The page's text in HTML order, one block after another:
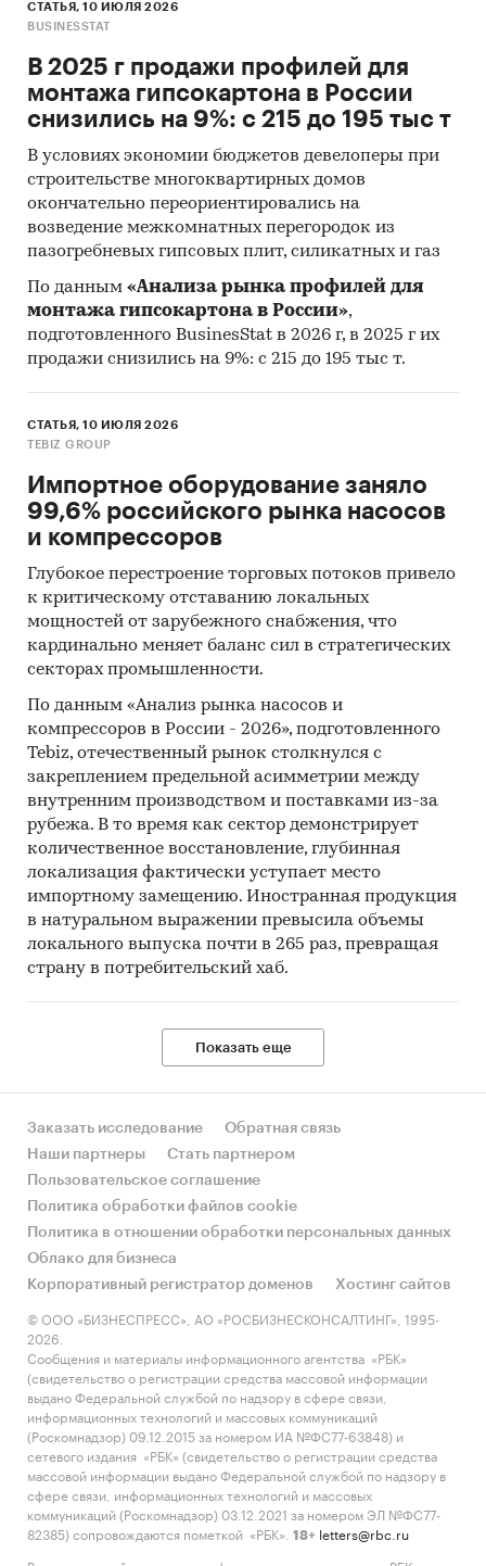
СТАТЬЯ, 10 ИЮЛЯ 2026
BUSINESSTAT
В 2025 г продажи профилей для
монтажа гипсокартона в России
снизились на 9%: с 215 до 195 тыс т
В условиях экономии бюджетов девелоперы при
строительстве многоквартирных домов
окончательно переориентировались на
возведение межкомнатных перегородок из
пазогребневых гипсовых плит, силикатных и газ
По данным «Анализа рынка профилей для
монтажа гипсокартона в России»,
подготовленного BusinesStat в 2026 г, в 2025 г их
продажи снизились на 9%: с 215 до 195 тыс т.
СТАТЬЯ, 10 ИЮЛЯ 2026
TEBIZ GROUP
Импортное оборудование заняло
99,6% российского рынка насосов
и компрессоров
Глубокое перестроение торговых потоков привело
к критическому отставанию локальных
мощностей от зарубежного снабжения, что
кардинально меняет баланс сил в стратегических
секторах промышленности.
По данным «Анализ рынка насосов и
компрессоров в России - 2026», подготовленного
Tebiz, отечественный рынок столкнулся с
закреплением предельной асимметрии между
внутренним производством и поставками из-за
рубежа. В то время как сектор демонстрирует
количественное восстановление, глубинная
локализация фактически уступает место
импортному замещению. Иностранная продукция
в натуральном выражении превысила объемы
локального выпуска почти в 265 раз, превращая
страну в потребительский хаб.
Показать еще
Заказать исследование
Обратная связь
Наши партнеры
Стать партнером
Пользовательское соглашение
Политика обработки файлов cookie
Политика в отношении обработки персональных данных
Облако для бизнеса
Корпоративный регистратор доменов
Хостинг сайтов
© ООО «БИЗНЕСПРЕСС», АО «РОСБИЗНЕСКОНСАЛТИНГ», 1995-
2026.
Сообщения и материалы информационного агентства «РБК»
(свидетельство о регистрации средства массовой информации
выдано Федеральной службой по надзору в сфере связи,
информационных технологий и массовых коммуникаций
(Роскомнадзор) 09.12.2015 за номером ИА №ФС77-63848) и
сетевого издания «РБК» (свидетельство о регистрации средства
массовой информации выдано Федеральной службой по надзору в
сфере связи, информационных технологий и массовых
коммуникаций (Роскомнадзор) 03.12.2021 за номером ЭЛ №ФС77-
82385) сопровождаются пометкой «РБК».
18+ letters@rbc.ru